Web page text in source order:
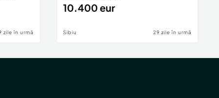
zile în urmă
10.400 eur
Sibiu 29 zile în urmă